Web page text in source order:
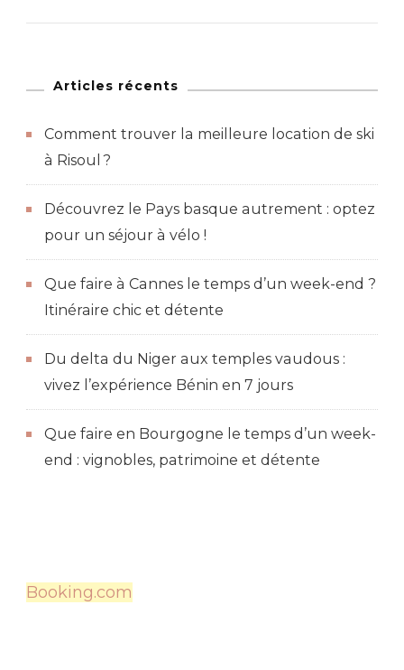
Laponie
Votre
Guide
Articles récents
Comment trouver la meilleure location de ski
à Risoul ?
Découvrez le Pays basque autrement : optez
pour un séjour à vélo !
Que faire à Cannes le temps d’un week-end ?
Itinéraire chic et détente
Du delta du Niger aux temples vaudous :
vivez l’expérience Bénin en 7 jours
Que faire en Bourgogne le temps d’un week-
end : vignobles, patrimoine et détente
Booking.com